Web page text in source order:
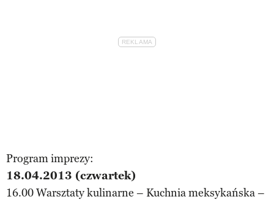
Program imprezy:
18.04.2013 (czwartek)
16.00 Warsztaty kulinarne – Kuchnia meksykańska –